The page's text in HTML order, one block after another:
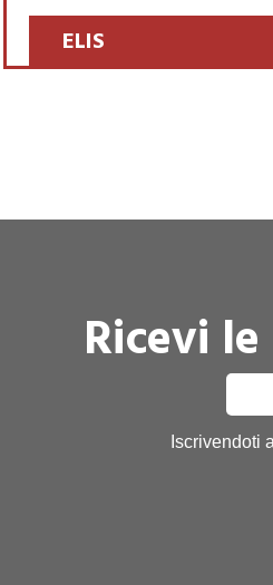
Ricevi
Iscrivendoti